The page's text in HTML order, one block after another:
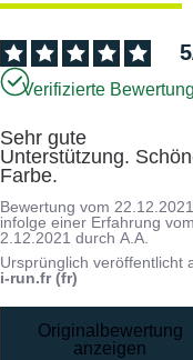
5
Verifizierte
Sehr gute
Unterstützung.
Farbe.
Bewertung vom
infolge einer Erfahrung
2.12.2021 durchA.A.
Ursprünglich veröffentlicht
i-run.fr (fr)
Originalbewertung
anzeigen